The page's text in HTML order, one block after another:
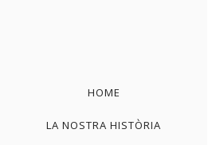
HOME
LA NOSTRA HISTÒRIA